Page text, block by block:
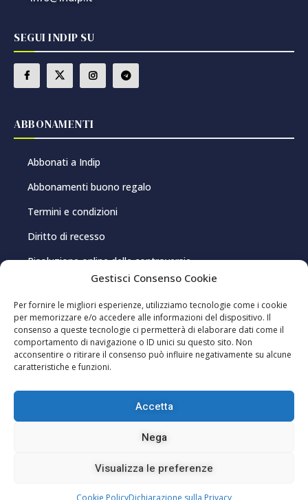
Gestisci Consenso Cookie
Per fornire le migliori esperienze, utilizziamo tecnologie come i cookie
per memorizzare e/o accedere alle informazioni del dispositivo. Il
consenso a queste tecnologie ci permetterà di elaborare dati come il
comportamento di navigazione o ID unici su questo sito. Non
acconsentire o ritirare il consenso può influire negativamente su alcune
caratteristiche e funzioni.
Accetta
Nega
Visualizza le preferenze
Cookie PolicyDichiarazione sulla Privacy
SEGUI INDIP SU
ABBONAMENTI
Abbonati a Indip
Abbonamenti buono regalo
Termini e condizioni
Diritto di recesso
Risoluzione online delle controversie
PRIVACY E COOKIE
Privacy Policy
Cookie Policy
Gestisci consenso cookie
Editoriale Indip Srl – P.IVA 03962150920 – Registrazione al Registro della
responsabile: Pablo Sole ISSN 2785-2466